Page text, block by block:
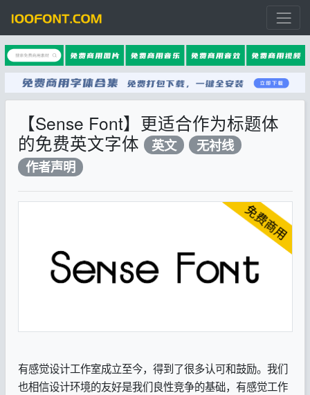
【Sense Font】更适合作为标题体
的免费英文字体
英文
无衬线
作者声明
有感觉设计工作室成立至今，得到了很多认可和鼓励。我们
也相信设计环境的友好是我们良性竞争的基础，有感觉工作